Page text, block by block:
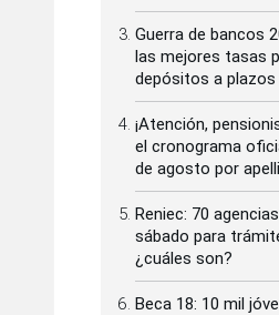
Guerra de bancos
las mejores tasas
depósitos a plazos
¡Atención,
el cronograma
de agosto por
Reniec: 70
sábado para
¿cuáles son?
Beca 18: 10 mil